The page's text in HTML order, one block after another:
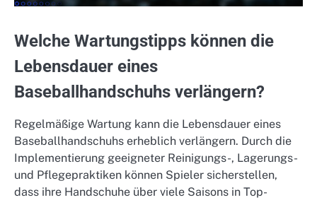
Welche Wartungstipps können die
Lebensdauer eines
Baseballhandschuhs verlängern?
Regelmäßige Wartung kann die Lebensdauer eines
Baseballhandschuhs erheblich verlängern. Durch die
Implementierung geeigneter Reinigungs-, Lagerungs-
und Pflegepraktiken können Spieler sicherstellen,
dass ihre Handschuhe über viele Saisons in Top-